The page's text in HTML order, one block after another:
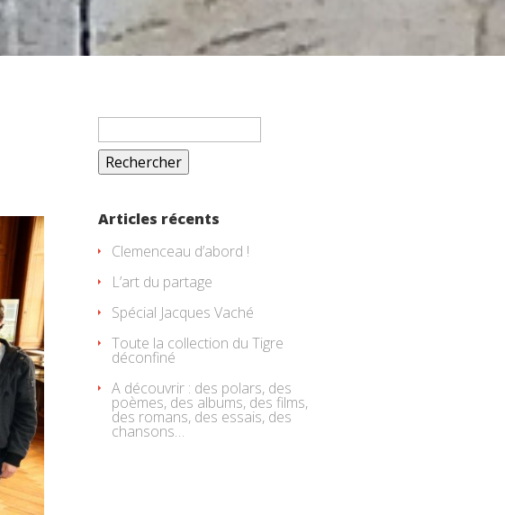
Rechercher :
Articles récents
Clemenceau d’abord !
L’art du partage
Spécial Jacques Vaché
Toute la collection du Tigre
déconfiné
A découvrir : des polars, des
poèmes, des albums, des films,
des romans, des essais, des
chansons…